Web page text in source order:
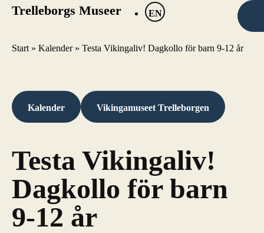
Trelleborgs Museer EN
Start » Kalender» Testa Vikingaliv! Dagkollo för barn 9-12 år
Kalender Vikingamuseet Trelleborgen
Testa Vikingaliv!
Dagkollo för barn
9-12 år